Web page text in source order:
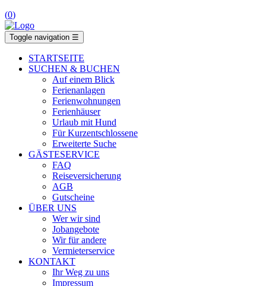
(0)
Toggle navigation ☰
STARTSEITE
SUCHEN & BUCHEN
Auf einem Blick
Ferienanlagen
Ferienwohnungen
Ferienhäuser
Urlaub mit Hund
Für Kurzentschlossene
Erweiterte Suche
GÄSTESERVICE
FAQ
Reiseversicherung
AGB
Gutscheine
ÜBER UNS
Wer wir sind
Jobangebote
Wir für andere
Vermieterservice
KONTAKT
Ihr Weg zu uns
Impressum